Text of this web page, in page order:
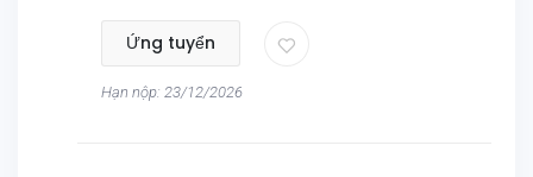
Ứng tuyển
Hạn nộp: 23/12/2026